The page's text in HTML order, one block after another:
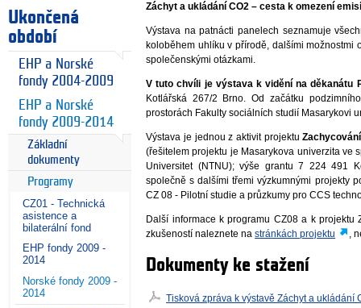
Ukončená
období
EHP a Norské
fondy 2004-2009
EHP a Norské
fondy 2009-2014
Základní
dokumenty
Programy
CZ01 - Technická
asistence a
bilaterální fond
EHP fondy 2009 -
2014
Norské fondy 2009 -
2014
Záchyt a ukládání CO2 – cesta k omezení
Výstava na patnácti panelech seznamuje
koloběhem uhlíku v přírodě, dalšími
společenskými otázkami.
V tuto chvíli je výstava k vidění na děkanátu
Kotlářská 267/2 Brno. Od začátku
prostorách Fakulty sociálních studií Masarykovi
Výstava je jednou z aktivit projektu
(řešitelem projektu je Masarykova univerzita ve
Universitet (NTNU); výše grantu 7 224 491
společně s dalšími třemi výzkumnými projekty
CZ 08 - Pilotní studie a průzkumy pro CCS
Další informace k programu CZ08 a k
zkušeností naleznete nastránkách projektu ,
Dokumenty ke stažení
Tisková zpráva k výstavě Záchyt a ukládání